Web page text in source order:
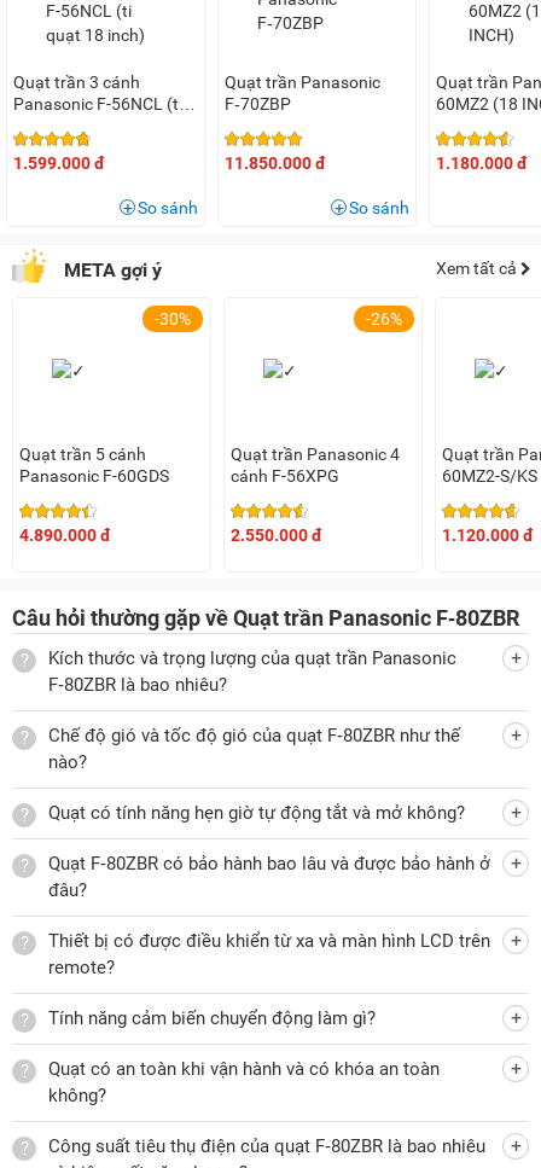
hao năng lượng tốt hơn so với động cơ xoay chiều AC đồng
thời cũng vận hành êm ái hơn và ít phải bảo dưỡng hơn.
Động cơ quạt có công suất 57W với 9 cấp độ gió khác nhau
đáp ứng nhu cầu sử dụng đa dạng của người dùng.
Cảm biến chuyển động thông minh tự điều chỉnh tốc độ
quạt
Quạt trần Panasonic F-80ZBR còn được tích hợp cảm biến
chuyển động phát hiện chuyển động và hoạt động của con
người trong phạm vi phát hiện của nó. Sau đó, cảm biến sẽ
độ quạt.
quạt và thân quạt. Dây an toàn được neo từ motor quạt đến
móc treo quạt, đảm bảo an toàn khi thanh ti treo quạt có vấn
đề. Công tắc an toàn tích hợp trong thân quạt, khi có sự cố
va chạm cánh quạt đang quay, quạt sẽ tự động tắt công tắc,
ngừng động cơ, giúp cho quạt không gây nguy hiểm khi va
Quạt trần Panasonic F-80ZBR còn được trang bị chế độ ngủ
giúp bảo vệ sức khỏe của người dùng đồng thời tiết kiệm
điện tốt hơn. Trong chế độ này, quạt sẽ giảm dần tốc độ cho
đến khi dừng lại theo cài đặt hẹn giờ (Lưu ý: Chế độ ngủ sẽ
bị vô hiệu hóa khi quạt chạy ở cấp độ gió 1, cài đặt hẹn giờ
tắt 1 giờ).
Tính năng hẹn giờ tắt/mở, remote điều khiển từ xa tiện lợi
Ngoài ra, quạt trần treo tường Panasonic còn được trang bị
Quạt trần 3 cánh
Panasonic F-56NCL (ti
1.599.000 đ
So sánh
Quạt trần Panasonic
F‑70ZBP
11.850.000 đ
So sánh
Quạt trần
60MZ2 (18
1.180.000 đ
META gợi ý Xem tất cả
-30%
Quạt trần 5 cánh
Panasonic F-60GDS
4.890.000 đ
-26%
Quạt trần Panasonic 4
cánh F-56XPG
2.550.000 đ
Quạt trần
60MZ2-S/
1.120.000 đ
Câu hỏi thường gặp về Quạt trần Panasonic F‑80ZBR
Kích thước và trọng lượng của quạt trần Panasonic
F‑80ZBR là bao nhiêu?
Chế độ gió và tốc độ gió của quạt F‑80ZBR như thế
nào?
Quạt có tính năng hẹn giờ tự động tắt và mở không?
Quạt F‑80ZBR có bảo hành bao lâu và được bảo hành ở
đâu?
Thiết bị có được điều khiển từ xa và màn hình LCD trên
remote?
Tính năng cảm biến chuyển động làm gì?
Quạt có an toàn khi vận hành và có khóa an toàn
không?
Công suất tiêu thụ điện của quạt F‑80ZBR là bao nhiêu